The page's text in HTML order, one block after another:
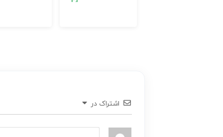
اشتراک در